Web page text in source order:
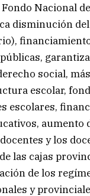
Nacional
disminución
social,
escolar,
escolares,
aumento
y los
las cajas
de los
y